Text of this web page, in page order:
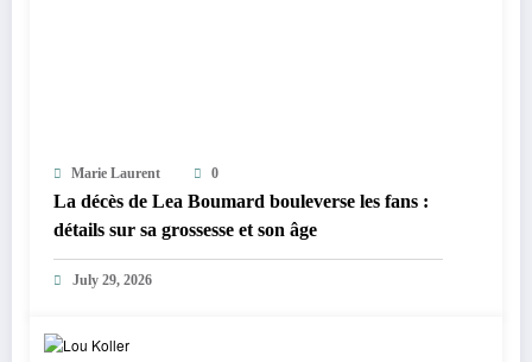
Marie Laurent 0
La décès de Lea Boumard bouleverse les fans :
détails sur sa grossesse et son âge
July 29, 2026